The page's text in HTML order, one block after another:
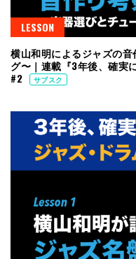
LESSON
横山和明によるジャズの
グ〜｜連載『3年後、確実
#2
サブスク